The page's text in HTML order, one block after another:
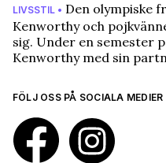
LIVSSTIL • Den olympiske
Kenworthy och
sig. Under en semester
Kenworthy med sin
FÖLJ OSS PÅ SOCIALA MEDIER